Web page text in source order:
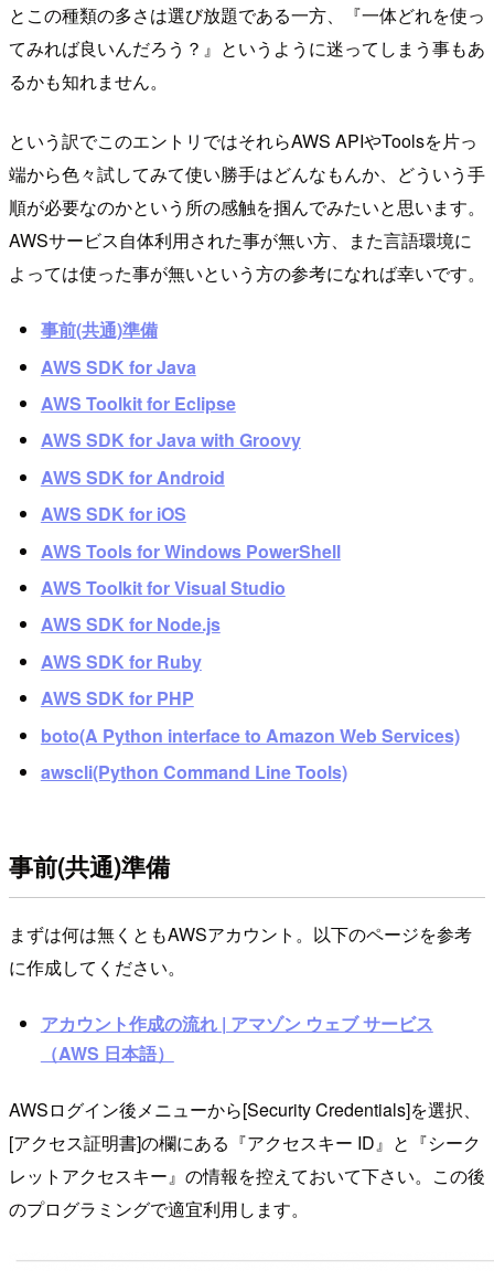
とこの種類の多さは選び放題である一方、『一体どれを使っ
てみれば良いんだろう？』というように迷ってしまう事もあ
るかも知れません。
という訳でこのエントリではそれらAWS APIやToolsを片っ
端から色々試してみて使い勝手はどんなもんか、どういう手
順が必要なのかという所の感触を掴んでみたいと思います。
AWSサービス自体利用された事が無い方、また言語環境に
よっては使った事が無いという方の参考になれば幸いです。
事前(共通)準備
AWS SDK for Java
AWS Toolkit for Eclipse
AWS SDK for Java with Groovy
AWS SDK for Android
AWS SDK for iOS
AWS Tools for Windows PowerShell
AWS Toolkit for Visual Studio
AWS SDK for Node.js
AWS SDK for Ruby
AWS SDK for PHP
boto(A Python interface to Amazon Web Services)
awscli(Python Command Line Tools)
事前(共通)準備
まずは何は無くともAWSアカウント。以下のページを参考
に作成してください。
アカウント作成の流れ | アマゾン ウェブ サービス
（AWS 日本語）
AWSログイン後メニューから[Security Credentials]を選択、
[アクセス証明書]の欄にある『アクセスキー ID』と『シーク
レットアクセスキー』の情報を控えておいて下さい。この後
のプログラミングで適宜利用します。